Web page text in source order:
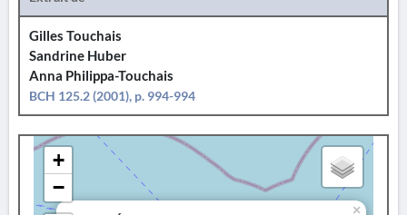
Gilles Touchais
Sandrine Huber
Anna Philippa-Touchais
BCH 125.2 (2001), p. 994-994
×
+
−